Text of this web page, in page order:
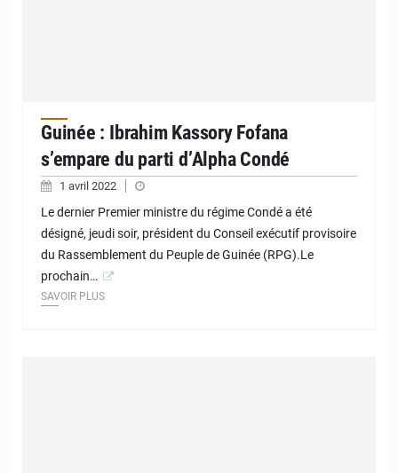
Guinée : Ibrahim Kassory Fofana
s’empare du parti d’Alpha Condé
1 avril 2022
Le dernier Premier ministre du régime Condé a été
désigné, jeudi soir, président du Conseil exécutif provisoire
du Rassemblement du Peuple de Guinée (RPG).Le
prochain…
SAVOIR PLUS